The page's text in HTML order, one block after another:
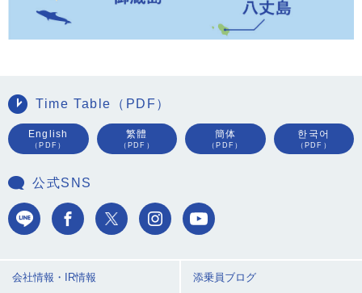
Time Table（PDF）
English
（PDF）
繁體
（PDF）
簡体
（PDF）
한국어
（PDF）
公式SNS
会社情報・IR情報 添乗員ブログ